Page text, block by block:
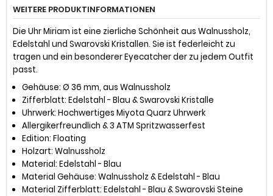
WEITERE PRODUKTINFORMATIONEN
Die Uhr Miriam ist eine zierliche Schönheit aus Walnussholz,
Edelstahl und Swarovski Kristallen. Sie ist federleicht zu
tragen und ein besonderer Eyecatcher der zu jedem Outfit
passt.
Gehäuse: Ø 36 mm, aus Walnussholz
Zifferblatt: Edelstahl - Blau & Swarovski Kristalle
Uhrwerk: Hochwertiges Miyota Quarz Uhrwerk
Allergikerfreundlich & 3 ATM Spritzwasserfest
Edition: Floating
Holzart: Walnussholz
Material: Edelstahl - Blau
Material Gehäuse: Walnussholz & Edelstahl - Blau
Material Zifferblatt: Edelstahl - Blau & Swarovski Steine